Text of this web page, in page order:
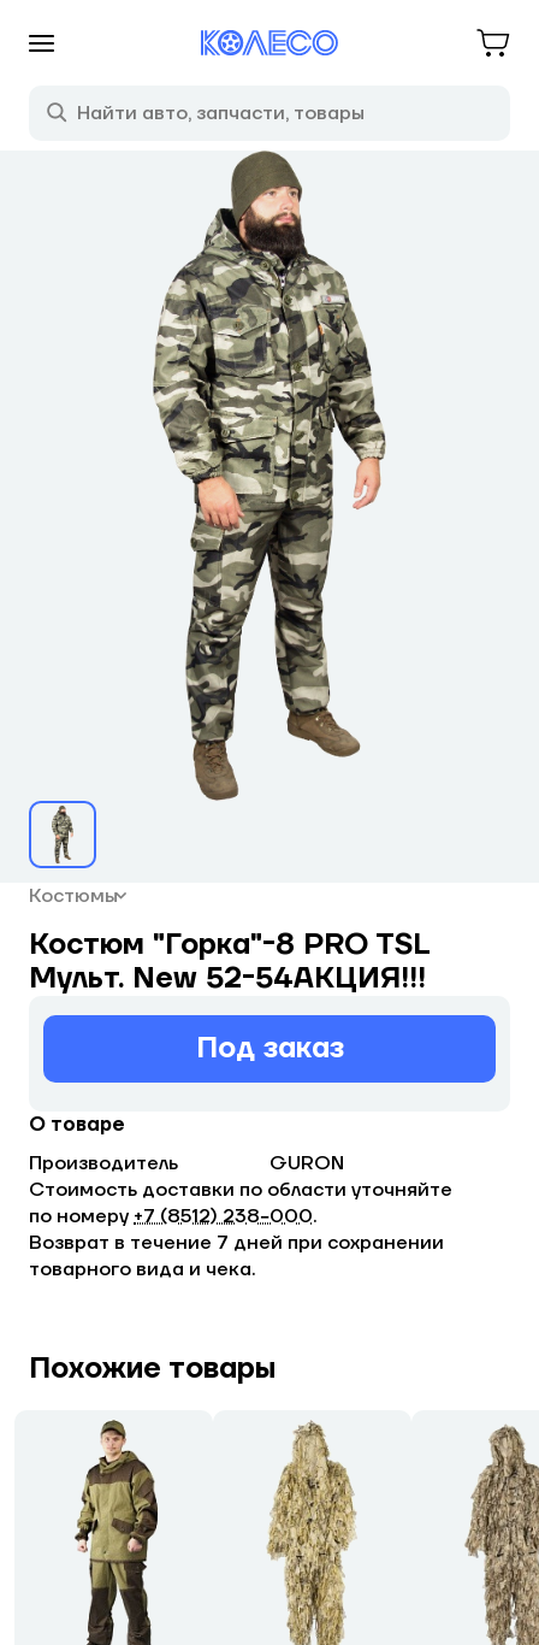
Костюмы
Костюм "Горка"-8 PRO TSL
Мульт. New 52-54АКЦИЯ!!!
Под заказ
О товаре
Производитель
GURON
Стоимость доставки по области уточняйте
по номеру +7 (8512) 238−000.
Возврат в течение 7 дней при сохранении
товарного вида и чека.
Похожие товары